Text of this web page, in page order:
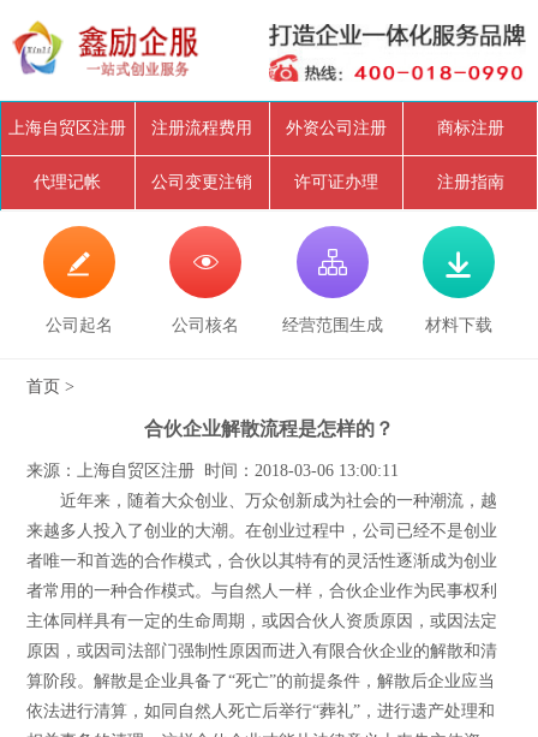
上海自贸区注册 注册流程费用 外资公司注册 商标注册
代理记帐 公司变更注销 许可证办理 注册指南

公司起名

公司核名

经营范围生成

材料下载
首页 >
合伙企业解散流程是怎样的？
来源：上海自贸区注册 时间：2018-03-06 13:00:11
近年来，随着大众创业、万众创新成为社会的一种潮流，越
来越多人投入了创业的大潮。在创业过程中，公司已经不是创业
者唯一和首选的合作模式，合伙以其特有的灵活性逐渐成为创业
者常用的一种合作模式。与自然人一样，合伙企业作为民事权利
主体同样具有一定的生命周期，或因合伙人资质原因，或因法定
原因，或因司法部门强制性原因而进入有限合伙企业的解散和清
算阶段。解散是企业具备了“死亡”的前提条件，解散后企业应当
依法进行清算，如同自然人死亡后举行“葬礼”，进行遗产处理和